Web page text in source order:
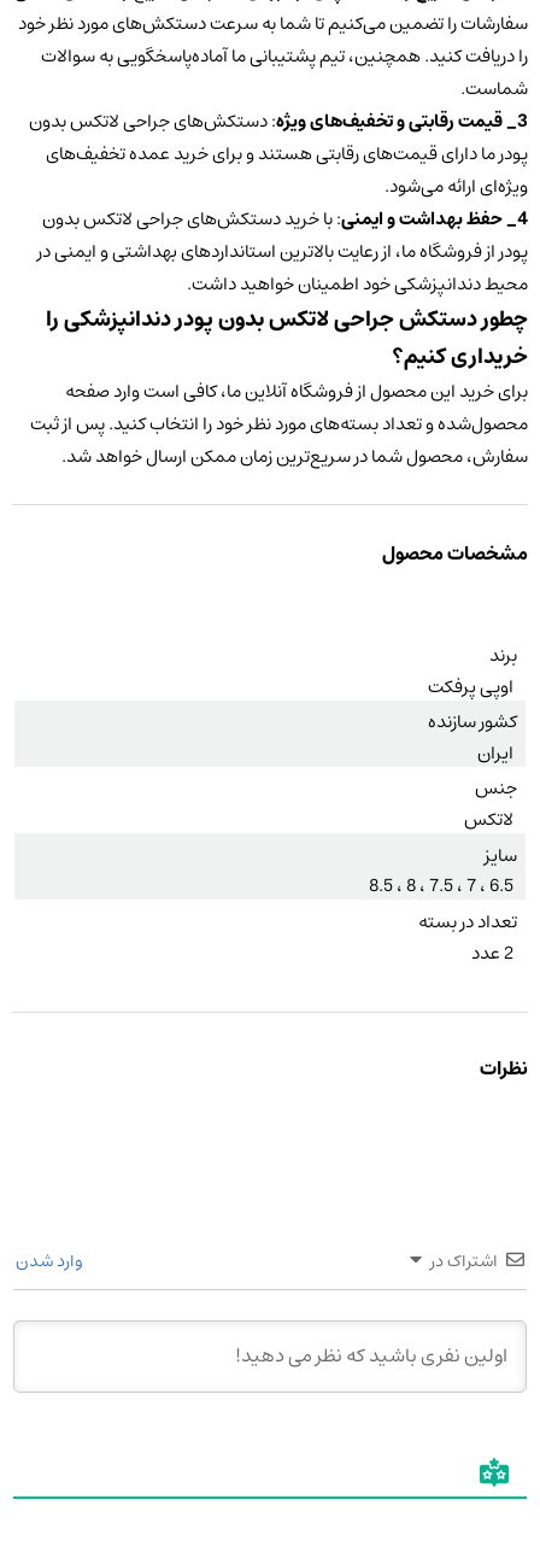
سفارشات را تضمین می‌کنیم تا شما به سرعت دستکش‌های مورد نظر خود
را دریافت کنید. همچنین، تیم پشتیبانی ما آماده‌پاسخگویی به سوالات
شماست.
3_ قیمت رقابتی و تخفیف‌های ویژه
: دستکش‌های جراحی لاتکس بدون
پودر ما دارای قیمت‌های رقابتی هستند و برای خرید عمده تخفیف‌های
ویژه‌ای ارائه می‌شود.
4_ حفظ بهداشت و ایمنی
: با خرید دستکش‌های جراحی لاتکس بدون
پودر از فروشگاه ما، از رعایت بالاترین استانداردهای بهداشتی و ایمنی در
محیط دندانپزشکی خود اطمینان خواهید داشت.
چطور دستکش جراحی لاتکس بدون پودر دندانپزشکی را
خریداری کنیم؟
برای خرید این محصول از فروشگاه آنلاین ما، کافی است وارد صفحه
محصول‌شده و تعداد بسته‌های مورد نظر خود را انتخاب کنید. پس از ثبت
سفارش، محصول شما در سریع‌ترین زمان ممکن ارسال خواهد شد.
مشخصات محصول
برند
اوپی پرفکت
کشور سازنده
ایران
جنس
لاتکس
سایز
6.5 ، 7 ، 7.5 ، 8 ، 8.5
تعداد در بسته
2 عدد
نظرات
اشتراک در وارد شدن